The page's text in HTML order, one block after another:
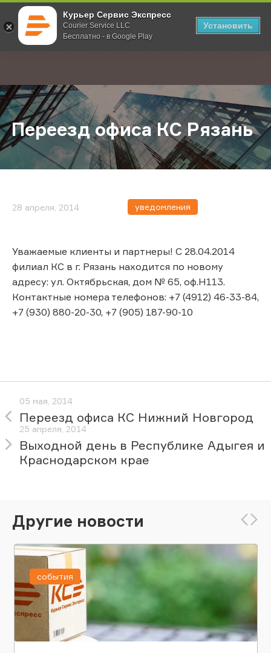
Курьер Сервис Экспресс
Courier Service LLC
Бесплатно - в Google Play
Установить
; Главная О компании Новости Переезд офиса КС Рязань
Переезд офиса КС Рязань
28 апреля, 2014 уведомления
Уважаемые клиенты и партнеры! С 28.04.2014
филиал КС в г. Рязань находится по новому
адресу: ул. Октябрьская, дом № 65, оф.Н113.
Контактные номера телефонов: +7 (4912) 46-33-84,
+7 (930) 880-20-30, +7 (905) 187-90-10
05 мая, 2014
Переезд офиса КС Нижний Новгород
25 апреля, 2014
Выходной день в Республике Адыгея и
Краснодарском крае
Другие новости
события